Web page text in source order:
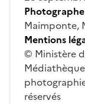
Photographe
Maimponte,
Mentions
© Ministère
réservés